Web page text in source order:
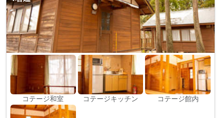
コテージ和室 コテージキッチン コテージ館内